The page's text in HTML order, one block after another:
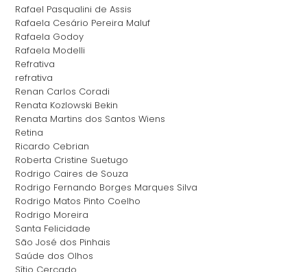
Rafael Pasqualini de Assis
Rafaela Cesário Pereira Maluf
Rafaela Godoy
Rafaela Modelli
Refrativa
refrativa
Renan Carlos Coradi
Renata Kozlowski Bekin
Renata Martins dos Santos Wiens
Retina
Ricardo Cebrian
Roberta Cristine Suetugo
Rodrigo Caires de Souza
Rodrigo Fernando Borges Marques Silva
Rodrigo Matos Pinto Coelho
Rodrigo Moreira
Santa Felicidade
São José dos Pinhais
Saúde dos Olhos